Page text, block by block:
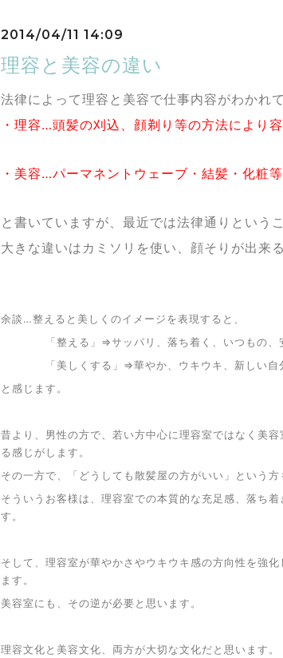
2014/04/11 14:09
理容と美容の違い
法律によって理容と美容で仕事内容がわかれて
・理容…頭髪の刈込、顔剃り等の方法により
・美容…パーマネントウェーブ・結髪・化粧
と書いていますが、最近では法律通りという
大きな違いはカミソリを使い、顔そりが出来
余談…整えると美しくのイメージを表現すると、
「整える」⇒サッパリ、落ち着く、いつもの、
「美しくする」⇒華やか、ウキウキ、新しい自分
と感じます。
昔より、男性の方で、若い方中心に理容室ではなく美
る感じがします。
その一方で、「どうしても散髪屋の方がいい」という方
そういうお客様は、理容室での本質的な充足感、落ち
す。
そして、理容室が華やかさやウキウキ感の方向性を強
ます。
美容室にも、その逆が必要と思います。
理容文化と美容文化、両方が大切な文化だと思います。